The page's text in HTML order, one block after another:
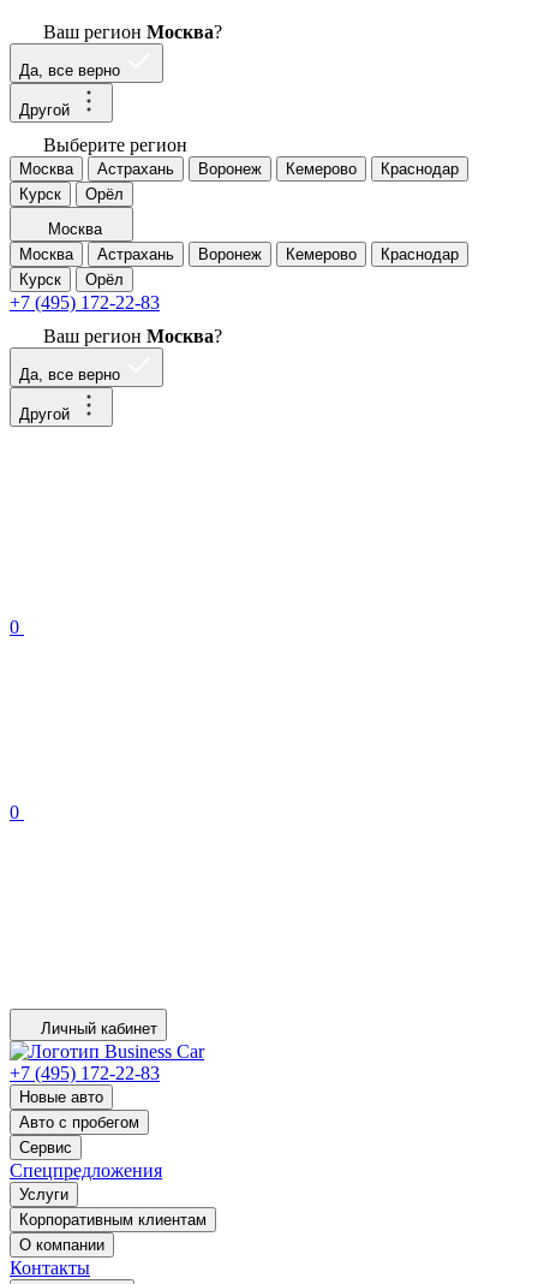
Ваш регион Москва?
Да, все верно
Другой
Выберите регион
Москва Астрахань Воронеж Кемерово
Краснодар
Курск
Орёл
Москва
Москва
Астрахань Воронеж Кемерово
Краснодар
Курск
Орёл
+7 (495) 172-22-83
Ваш регион Москва?
Да, все верно
Другой
0
0
Личный кабинет
+7 (495) 172-22-83
Новые авто
Авто с пробегом
Сервис
Спецпредложения
Услуги
Корпоративным клиентам
О компании
Контакты